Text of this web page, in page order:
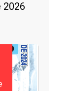
2026